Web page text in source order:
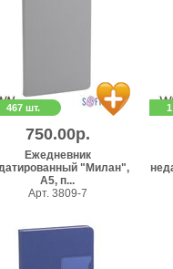
467 шт.
750.00р.
Ежедневник
"Милан",
А5, п...
Арт. 3809-7